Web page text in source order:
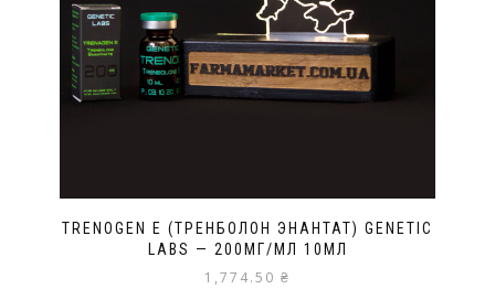
TRENOGEN E (ТРЕНБОЛОН ЭНАНТАТ) GENETIC
LABS — 200МГ/МЛ 10МЛ
1,774.50 ₴